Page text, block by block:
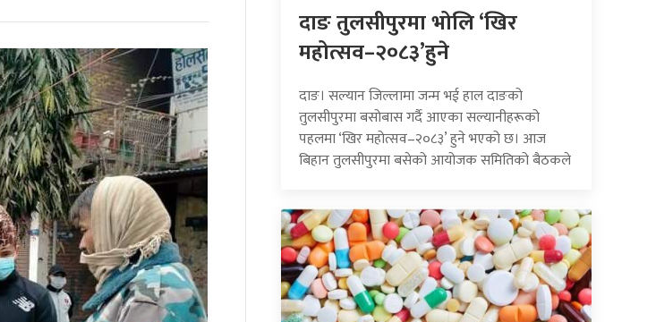
दाङ तुलसीपुरमा भोलि ‘खिर
महोत्सव–२०८३’हुने
दाङ। सल्यान जिल्लामा जन्म भई हाल दाङको
तुलसीपुरमा बसोबास गर्दै आएका सल्यानीहरूको
पहलमा ‘खिर महोत्सव–२०८३’ हुने भएको छ। आज
बिहान तुलसीपुरमा बसेको आयोजक समितिको बैठकले